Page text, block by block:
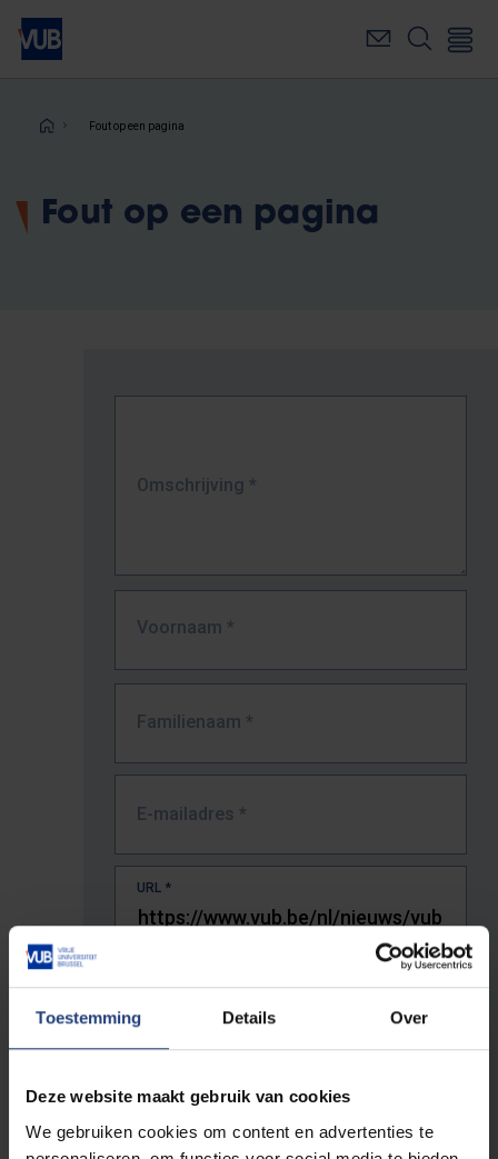
Toestemming Details Over
Deze website maakt gebruik van cookies
We gebruiken cookies om content en advertenties te
Overslaan
naar
inhoudKruimelpad
Fout op een pagina
Fout op een pagina
Omschrijving *
Voornaam *
Familienaam *
E-mailadres *
URL *
De volledige URL van de pagina waar je de fout zag.